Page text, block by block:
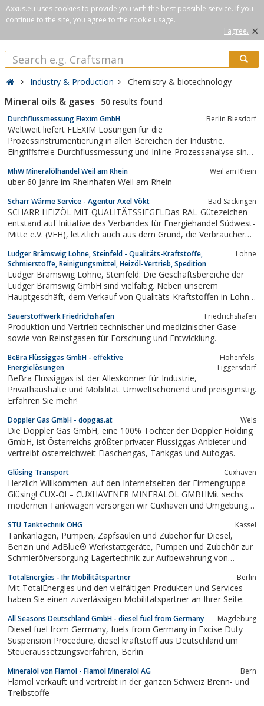
Axxus.eu uses cookies to provide you with the best possible service. If you
continue to the site, you agree to the cookie usage.
I agree. ×
Industry & Production Chemistry & biotechnology
Mineral oils & gases 50 results found
Durchflussmessung Flexim GmbH Berlin Biesdorf
Weltweit liefert FLEXIM Lösungen für die
Prozessinstrumentierung in allen Bereichen der Industrie.
Eingriffsfreie Durchflussmessung und Inline-Prozessanalyse sind
sich durchFLEXIM hat sich international einen Namen gemacht
als Entwickler und Hersteller von...
MhW Mineralölhandel Weil am Rhein Weil am Rhein
über 60 Jahre im Rheinhafen Weil am Rhein
Scharr Wärme Service - Agentur Axel Vökt Bad Säckingen
SCHARR HEIZÖL MIT QUALITÄTSSIEGELDas RAL-Gütezeichen
entstand auf Initiative des Verbandes für Energiehandel Südwest-
Mitte e.V. (VEH), letztlich auch aus dem Grund, die Verbraucher
Belieferung zu schützen(nähere Informationen unter...
Ludger Brämswig Lohne, Steinfeld - Qualitäts-Kraftstoffe,
Schmierstoffe, Reinigungsmittel, Heizöl-Vertrieb, Spedition
Lohne
Ludger Brämswig Lohne, Steinfeld: Die Geschäftsbereiche der
Ludger Brämswig GmbH sind vielfältig. Neben unserem
Hauptgeschäft, dem Verkauf von Qualitäts-Kraftstoffen in Lohne
hochwertige Schmierstoffe sowie Wasch- und Reinigungsmittel
an. Zwei weitere Bereiche sind der...
Sauerstoffwerk Friedrichshafen Friedrichshafen
Produktion und Vertrieb technischer und medizinischer Gase
sowie von Reinstgasen für Forschung und Entwicklung.
BeBra Flüssiggas GmbH - effektive
Energielösungen
Hohenfels-
Liggersdorf
BeBra Flüssiggas ist der Alleskönner für Industrie,
Privathaushalte und Mobilität. Umweltschonend und preisgünstig.
Erfahren Sie mehr!
Doppler Gas GmbH - dopgas.at Wels
Die Doppler Gas GmbH, eine 100% Tochter der Doppler Holding
GmbH, ist Österreichs größter privater Flüssiggas Anbieter und
vertreibt österreichweit Flaschengas, Tankgas und Autogas.
Glüsing Transport Cuxhaven
Herzlich Willkommen: auf den Internetseiten der Firmengruppe
Glüsing! CUX-Öl – CUXHAVENER MINERALÖL GMBHMit sechs
modernen Tankwagen versorgen wir Cuxhaven und Umgebung
STU Tanktechnik OHG Kassel
Tankanlagen, Pumpen, Zapfsäulen und Zubehör für Diesel,
Benzin und AdBlue® Werkstattgeräte, Pumpen und Zubehör zur
Schmierölversorgung Lagertechnik zur Aufbewahrung von
TotalEnergies - Ihr Mobilitätspartner Berlin
Mit TotalEnergies und den vielfältigen Produkten und Services
haben Sie einen zuverlässigen Mobilitätspartner an Ihrer Seite.
All Seasons Deutschland GmbH - diesel fuel from Germany Magdeburg
Diesel fuel from Germany, fuels from Germany in Excise Duty
Suspension Procedure, diesel kraftstoff aus Deutschland um
Steueraussetzungsverfahren, Berlin
Mineralöl von Flamol - Flamol Mineralöl AG Bern
Flamol verkauft und vertreibt in der ganzen Schweiz Brenn- und
Treibstoffe